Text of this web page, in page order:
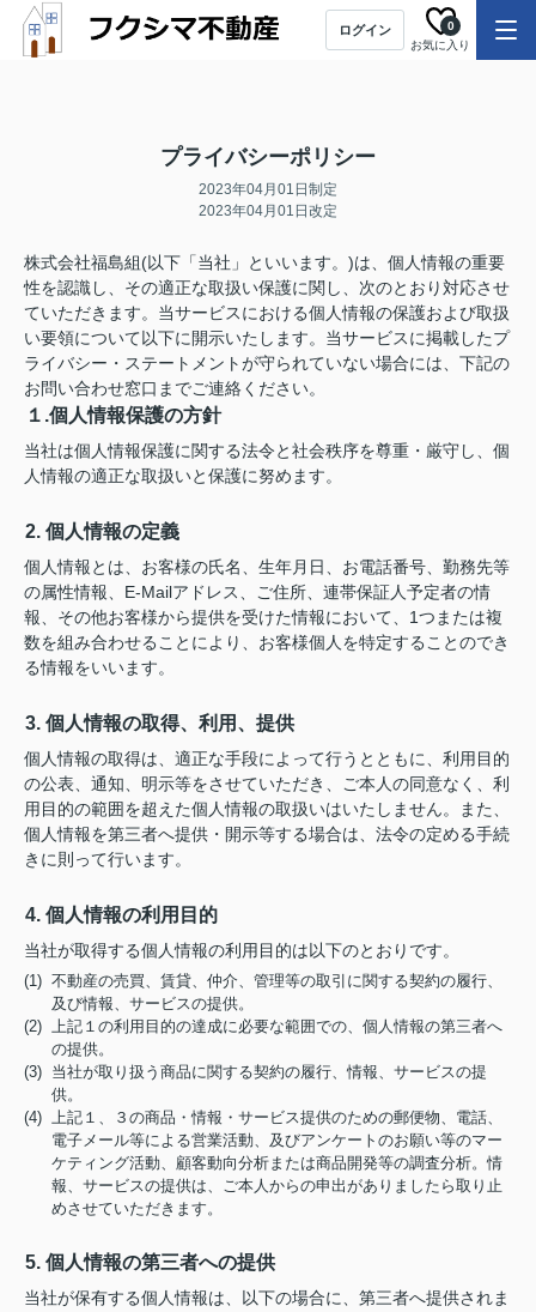
ログイン
お気に入り
0
プライバシーポリシー
2023年04月01日制定
2023年04月01日改定
株式会社福島組(以下「当社」といいます。)は、個人情報の重要
性を認識し、その適正な取扱い保護に関し、次のとおり対応させ
ていただきます。当サービスにおける個人情報の保護および取扱
い要領について以下に開示いたします。当サービスに掲載したプ
ライバシー・ステートメントが守られていない場合には、下記の
お問い合わせ窓口までご連絡ください。
１.個人情報保護の方針
当社は個人情報保護に関する法令と社会秩序を尊重・厳守し、個
人情報の適正な取扱いと保護に努めます。
2. 個人情報の定義
個人情報とは、お客様の氏名、生年月日、お電話番号、勤務先等
の属性情報、E-Mailアドレス、ご住所、連帯保証人予定者の情
報、その他お客様から提供を受けた情報において、1つまたは複
数を組み合わせることにより、お客様個人を特定することのでき
る情報をいいます。
3. 個人情報の取得、利用、提供
個人情報の取得は、適正な手段によって行うとともに、利用目的
の公表、通知、明示等をさせていただき、ご本人の同意なく、利
用目的の範囲を超えた個人情報の取扱いはいたしません。また、
個人情報を第三者へ提供・開示等する場合は、法令の定める手続
きに則って行います。
4. 個人情報の利用目的
当社が取得する個人情報の利用目的は以下のとおりです。
(1) 不動産の売買、賃貸、仲介、管理等の取引に関する契約の履行、
及び情報、サービスの提供。
(2) 上記１の利用目的の達成に必要な範囲での、個人情報の第三者へ
の提供。
(3) 当社が取り扱う商品に関する契約の履行、情報、サービスの提
供。
(4) 上記１、３の商品・情報・サービス提供のための郵便物、電話、
電子メール等による営業活動、及びアンケートのお願い等のマー
ケティング活動、顧客動向分析または商品開発等の調査分析。情
報、サービスの提供は、ご本人からの申出がありましたら取り止
めさせていただきます。
5. 個人情報の第三者への提供
当社が保有する個人情報は、以下の場合に、第三者へ提供されま